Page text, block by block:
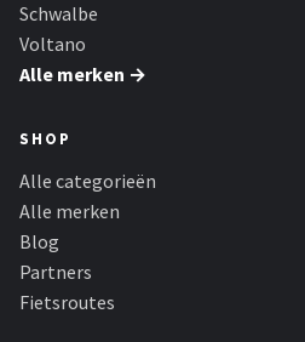
Schwalbe
Voltano
Alle merken →
SHOP
Alle categorieën
Alle merken
Blog
Partners
Fietsroutes